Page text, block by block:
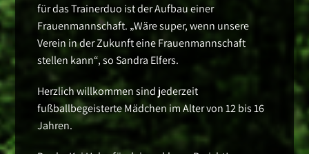
für das Trainerduo ist der Aufbau einer
Frauenmannschaft. „Wäre super, wenn unsere
Verein in der Zukunft eine Frauenmannschaft
stellen kann“, so Sandra Elfers.
Herzlich willkommen sind jederzeit
fußballbegeisterte Mädchen im Alter von 12 bis 16
Jahren.